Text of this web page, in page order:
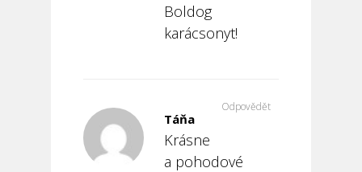
Boldog
karácsonyt!
Táňa
Krásne
a pohodové
Odpovědět